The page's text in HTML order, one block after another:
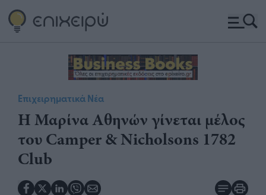
Επιχειρηματικά Νέα
H Μαρίνα Αθηνών γίνεται μέλος
του Camper & Nicholsons 1782
Club